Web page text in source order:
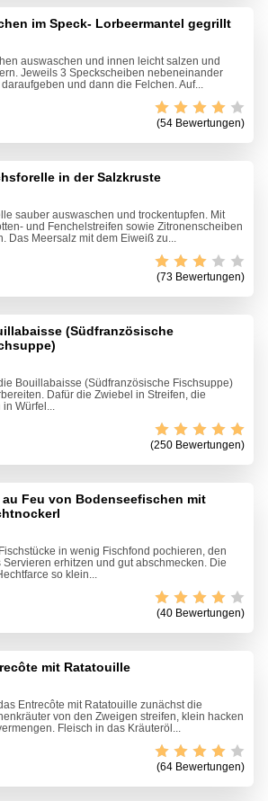
im Speck- Lorbeermantel gegrillt
auswaschen und innen leicht salzen und
Jeweils 3 Speckscheiben nebeneinander
und dann die Felchen. Auf...
(54 Bewertungen)
in der Salzkruste
sauber auswaschen und trockentupfen. Mit
und Fenchelstreifen sowie Zitronenscheiben
Das Meersalz mit dem Eiweiß zu...
(73 Bewertungen)
(Südfranzösische
Bouillabaisse (Südfranzösische Fischsuppe)
Dafür die Zwiebel in Streifen, die
in Würfel...
(250 Bewertungen)
au Feu von Bodenseefischen mit
in wenig Fischfond pochieren, den
Servieren erhitzen und gut abschmecken. Die
so klein...
(40 Bewertungen)
mit Ratatouille
Entrecôte mit Ratatouille zunächst die
von den Zweigen streifen, klein hacken
Fleisch in das Kräuteröl...
(64 Bewertungen)